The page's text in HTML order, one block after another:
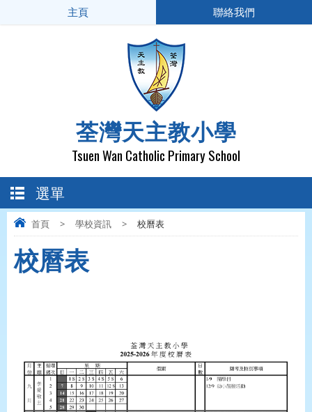
荃灣天主教小學
Tsuen Wan Catholic Primary School
主頁 聯絡我們
選單
首頁 > 學校資訊 > 校曆表
校曆表